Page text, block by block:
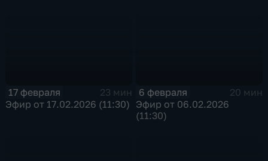
17 февраля
23 мин
Эфир от 17.02.2026 (11:30)
6 февраля
20 мин
Эфир от 06.02.2026
(11:30)